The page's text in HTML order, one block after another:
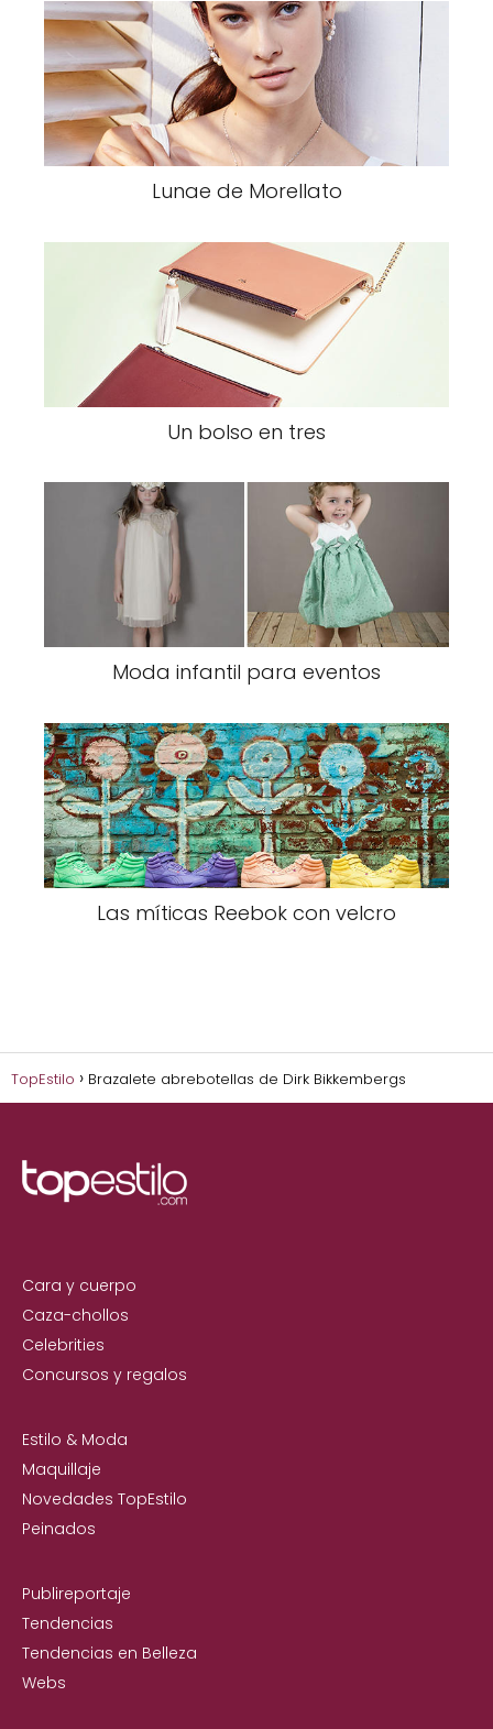
Lunae de Morellato
Un bolso en tres
Moda infantil para eventos
Las míticas Reebok con velcro
TopEstilo Brazalete abrebotellas de Dirk Bikkembergs
Cara y cuerpo
Caza-chollos
Celebrities
Concursos y regalos
Estilo & Moda
Maquillaje
Novedades TopEstilo
Peinados
Publireportaje
Tendencias
Tendencias en Belleza
Webs